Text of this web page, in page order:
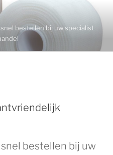
bestellen bij uw specialist
bestellen bij uw